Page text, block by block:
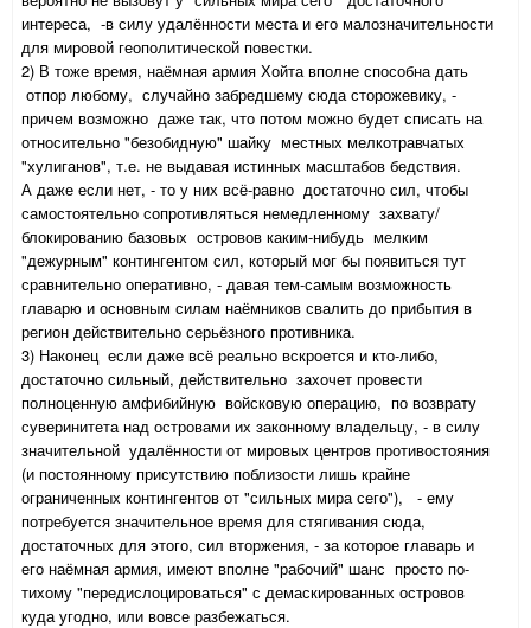
интереса, -в силу удалённости места и его малозначительности
для мировой геополитической повестки.
2) В тоже время, наёмная армия Хойта вполне способна дать
отпор любому, случайно забредшему сюда сторожевику, -
причем возможно даже так, что потом можно будет списать на
относительно "безобидную" шайку местных мелкотравчатых
"хулиганов", т.е. не выдавая истинных масштабов бедствия.
А даже если нет, - то у них всё-равно достаточно сил, чтобы
самостоятельно сопротивляться немедленному захвату/
блокированию базовых островов каким-нибудь мелким
"дежурным" контингентом сил, который мог бы появиться тут
сравнительно оперативно, - давая тем-самым возможность
главарю и основным силам наёмников свалить до прибытия в
регион действительно серьёзного противника.
3) Наконец если даже всё реально вскроется и кто-либо,
достаточно сильный, действительно захочет провести
полноценную амфибийную войсковую операцию, по возврату
суверинитета над островами их законному владельцу, - в силу
значительной удалённости от мировых центров противостояния
(и постоянному присутствию поблизости лишь крайне
ограниченных контингентов от "сильных мира сего"), - ему
потребуется значительное время для стягивания сюда,
достаточных для этого, сил вторжения, - за которое главарь и
его наёмная армия, имеют вполне "рабочий" шанс просто по-
тихому "передислоцироваться" с демаскированных островов
куда угодно, или вовсе разбежаться.